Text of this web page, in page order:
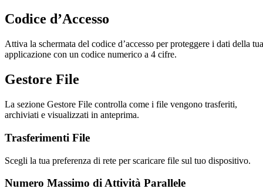
Codice d’Accesso
Attiva la schermata del codice d’accesso per proteggere i dati della tua
applicazione con un codice numerico a 4 cifre.
Gestore File
La sezione Gestore File controlla come i file vengono trasferiti,
archiviati e visualizzati in anteprima.
Trasferimenti File
Scegli la tua preferenza di rete per scaricare file sul tuo dispositivo.
Numero Massimo di Attività Parallele